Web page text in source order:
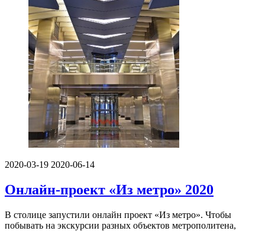
2020-03-19 2020-06-14
Онлайн-проект «Из метро» 2020
В столице запустили онлайн проект «Из метро». Чтобы
побывать на экскурсии разных объектов метрополитена,